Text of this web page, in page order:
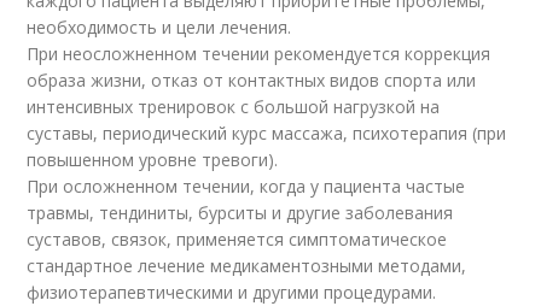
необходимость и цели лечения.
При неосложненном течении рекомендуется коррекция
образа жизни, отказ от контактных видов спорта или
интенсивных тренировок с большой нагрузкой на
суставы, периодический курс массажа, психотерапия (при
повышенном уровне тревоги).
При осложненном течении, когда у пациента частые
травмы, тендиниты, бурситы и другие заболевания
суставов, связок, применяется симптоматическое
стандартное лечение медикаментозными методами,
физиотерапевтическими и другими процедурами.